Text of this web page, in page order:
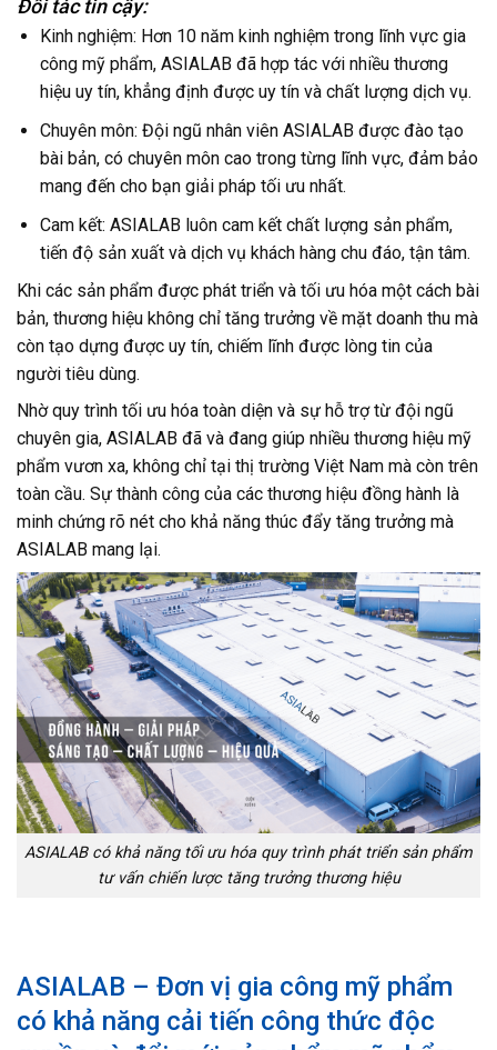
Đối tác tin cậy:
Kinh nghiệm: Hơn 10 năm kinh nghiệm trong lĩnh vực gia
công mỹ phẩm, ASIALAB đã hợp tác với nhiều thương
hiệu uy tín, khẳng định được uy tín và chất lượng dịch vụ.
Chuyên môn: Đội ngũ nhân viên ASIALAB được đào tạo
bài bản, có chuyên môn cao trong từng lĩnh vực, đảm bảo
mang đến cho bạn giải pháp tối ưu nhất.
Cam kết: ASIALAB luôn cam kết chất lượng sản phẩm,
tiến độ sản xuất và dịch vụ khách hàng chu đáo, tận tâm.
Khi các sản phẩm được phát triển và tối ưu hóa một cách bài
bản, thương hiệu không chỉ tăng trưởng về mặt doanh thu mà
còn tạo dựng được uy tín, chiếm lĩnh được lòng tin của
người tiêu dùng.
Nhờ quy trình tối ưu hóa toàn diện và sự hỗ trợ từ đội ngũ
chuyên gia, ASIALAB đã và đang giúp nhiều thương hiệu mỹ
phẩm vươn xa, không chỉ tại thị trường Việt Nam mà còn trên
toàn cầu. Sự thành công của các thương hiệu đồng hành là
minh chứng rõ nét cho khả năng thúc đẩy tăng trưởng mà
ASIALAB mang lại.
ASIALAB có khả năng tối ưu hóa quy trình phát triển sản phẩm
tư vấn chiến lược tăng trưởng thương hiệu
ASIALAB – Đơn vị gia công mỹ phẩm
có khả năng cải tiến công thức độc